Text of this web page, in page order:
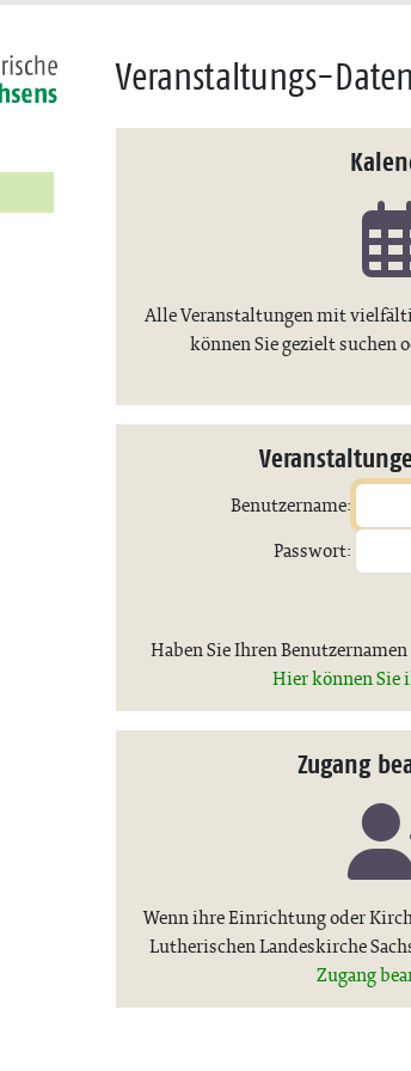
Veranstaltungs-
Alle Veranstaltungen mit
können Sie gezielt suchen
Benutzername:
Passwort:
Haben Sie Ihren
Hier können Sie
Zugang
Wenn ihre Einrichtung oder
Lutherischen Landeskirche
Zugang